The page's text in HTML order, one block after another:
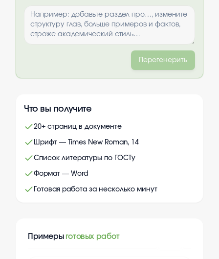
Перегенерить
Что вы получите
20+ страниц в документе
Шрифт — Times New Roman, 14
Список литературы по ГОСТу
Формат — Word
Готовая работа за несколько минут
Примеры готовых работ